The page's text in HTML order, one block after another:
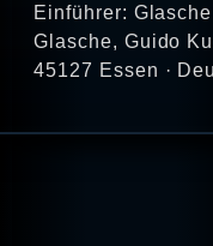
Einführer:
Glasche, Guido
45127 Essen ·